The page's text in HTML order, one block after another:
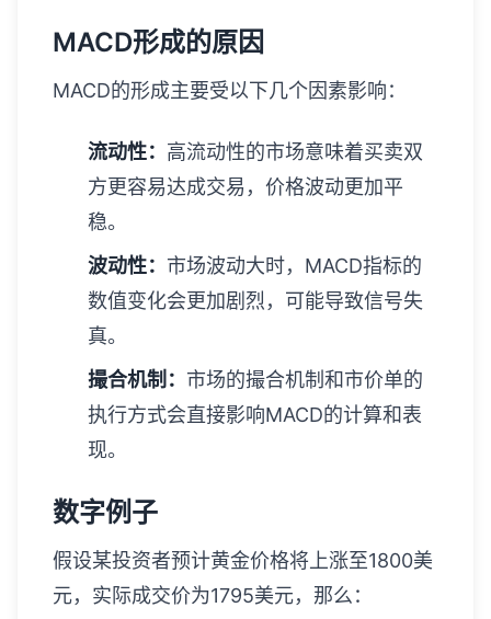
MACD形成的原因
MACD的形成主要受以下几个因素影响：
流动性： 高流动性的市场意味着买卖双
方更容易达成交易，价格波动更加平
稳。
波动性： 市场波动大时，MACD指标的
数值变化会更加剧烈，可能导致信号失
真。
撮合机制： 市场的撮合机制和市价单的
执行方式会直接影响MACD的计算和表
现。
数字例子
假设某投资者预计黄金价格将上涨至1800美
元，实际成交价为1795美元，那么：